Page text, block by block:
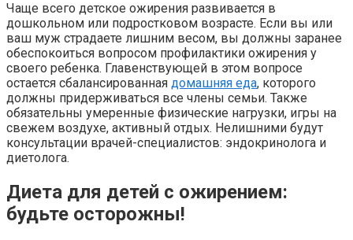
Чаще всего детское ожирения развивается в
дошкольном или подростковом возрасте. Если вы или
ваш муж страдаете лишним весом, вы должны заранее
обеспокоиться вопросом профилактики ожирения у
своего ребенка. Главенствующей в этом вопросе
остается сбалансированная домашняя еда, которого
должны придерживаться все члены семьи. Также
обязательны умеренные физические нагрузки, игры на
свежем воздухе, активный отдых. Нелишними будут
консультации врачей-специалистов: эндокринолога и
диетолога.
Диета для детей с ожирением:
будьте осторожны!